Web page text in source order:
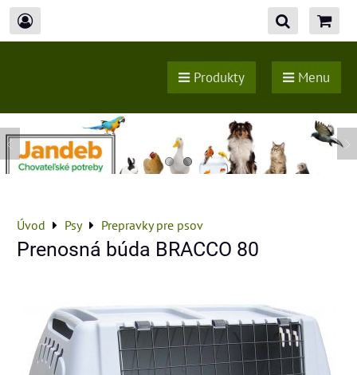
Produkty Menu
Úvod Psy Prepravky pre psov
Prenosná búda BRACCO 80